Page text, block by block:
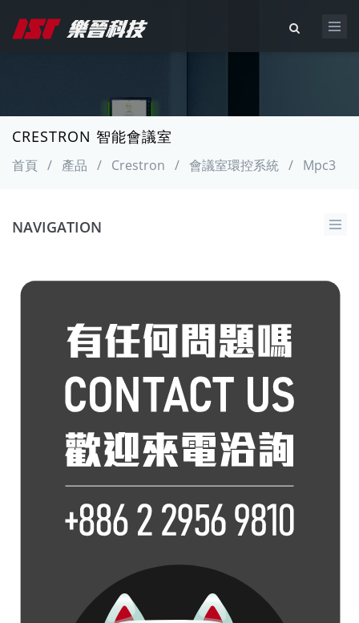
CRESTRON 智能會議室
首頁 / 產品 / Crestron / 會議室環控系統 / Mpc3
NAVIGATION